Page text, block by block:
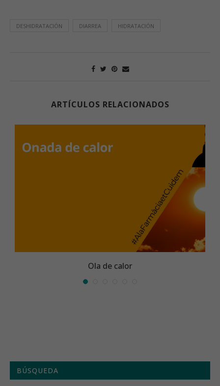
DESHIDRATACIÓN DIARREA HIDRATACIÓN
ARTÍCULOS RELACIONADOS
Ola de calor
BÚSQUEDA